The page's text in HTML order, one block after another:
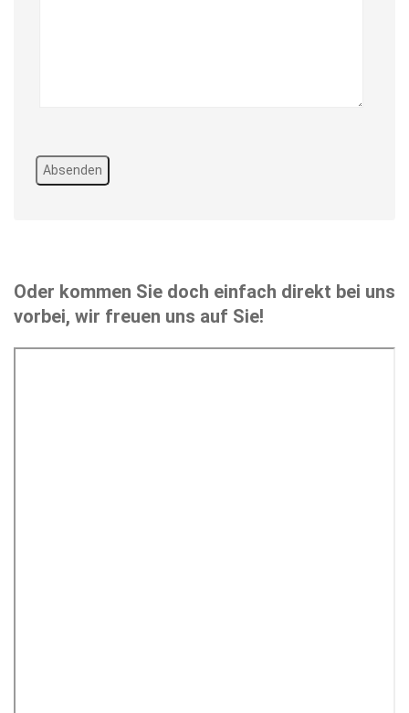
Oder kommen Sie doch einfach direkt bei uns
vorbei, wir freuen uns auf Sie!